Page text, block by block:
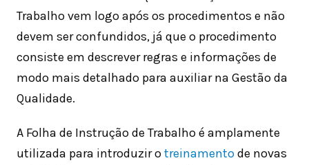
Trabalho vem logo após os procedimentos e não
devem ser confundidos, já que o procedimento
consiste em descrever regras e informações de
modo mais detalhado para auxiliar na Gestão da
Qualidade.
A Folha de Instrução de Trabalho é amplamente
utilizada para introduzir otreinamentode novas